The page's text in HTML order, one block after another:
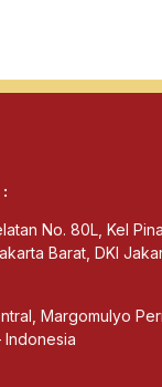
No. 80L, Kel
Barat, DKI
Margomulyo
Indonesia